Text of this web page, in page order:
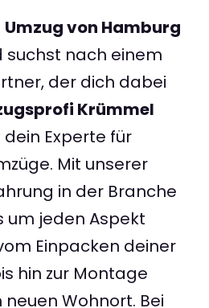
Umzug von Hamburg
suchst nach einem
der dich dabei
Krümmel
dein Experte für
Mit unserer
in der Branche
um jeden Aspekt
Einpacken deiner
hin zur Montage
neuen Wohnort. Bei